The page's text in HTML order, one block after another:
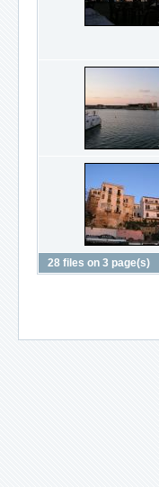
28 files on 3 page(s)